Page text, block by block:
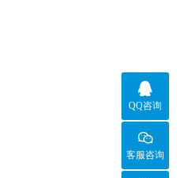

QQ咨询
客服咨询